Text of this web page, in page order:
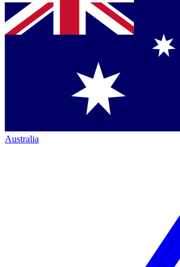
Australia